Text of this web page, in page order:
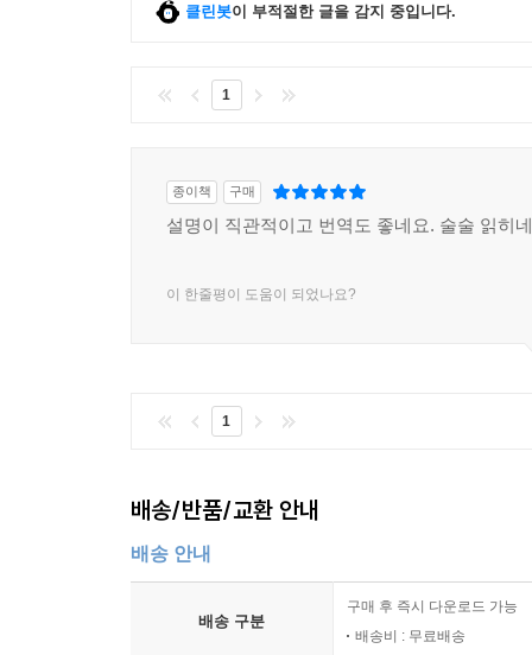
클린봇이 부적절한 글을 감지 중입니다.
1
종이책 구매
설명이 직관적이고 번역도 좋네요. 술술 읽히
이 한줄평이 도움이 되었나요?
1
배송/반품/교환 안내
배송 안내
배송 구분
구매 후 즉시 다운로드 가능
배송비 : 무료배송